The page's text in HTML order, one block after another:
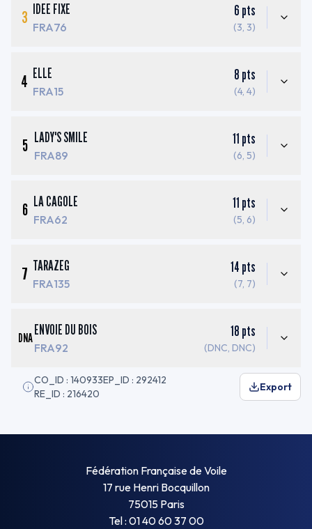
3 IDEE FIXE
FRA76
6 pts
(3, 3)
4 ELLE
FRA15
8 pts
(4, 4)
5 LADY'S SMILE
FRA89
11 pts
(6, 5)
6 LA CAGOLE
FRA62
11 pts
(5, 6)
7 TARAZEG
FRA135
14 pts
(7, 7)
DNAENVOIE DU BOIS
FRA92
18 pts
(DNC, DNC)
CO_ID : 140933EP_ID : 292412
RE_ID : 216420
Export
Fédération Française de Voile
17 rue Henri Bocquillon
75015 Paris
Tel : 01 40 60 37 00